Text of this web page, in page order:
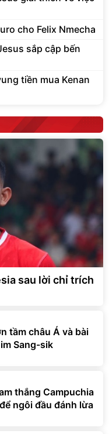
cho Felix Nmecha
sắp cập bến
tiền mua Kenan
sau lời chỉ trích
tầm châu Á và bài
Sang-sik
thắng Campuchia
ngôi đầu đánh lừa